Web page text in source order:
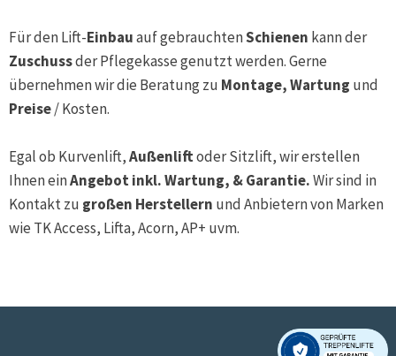
Für den Lift-Einbauauf gebrauchtenSchienen kann der
Zuschussder Pflegekasse genutzt werden. Gerne
übernehmen wir die Beratung zu Montage, Wartung und
Preise/ Kosten.
Egal ob Kurvenlift,Außenliftoder Sitzlift, wir erstellen
Ihnen einAngebot inkl. Wartung, & Garantie.Wir sind in
Kontakt zu großen Herstellern und Anbietern von Marken
wie TK Access, Lifta, Acorn, AP+ uvm.